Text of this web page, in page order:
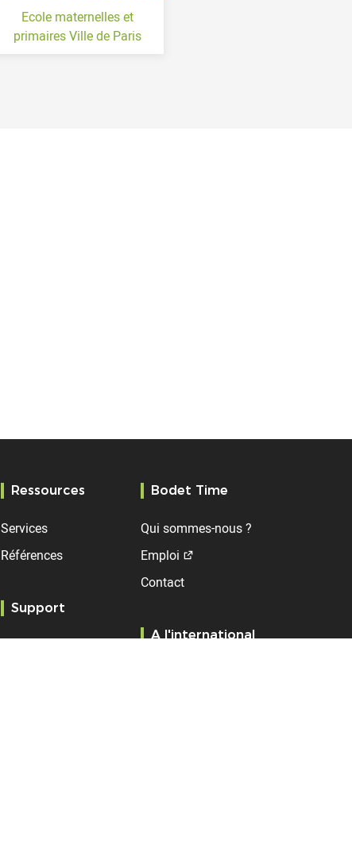
Ecole maternelles et
primaires Ville de Paris
Ressources
Services
Références
Support
Bodet Time
Qui sommes-nous ?
Emploi
Contact
A l'international